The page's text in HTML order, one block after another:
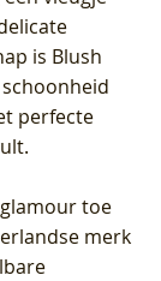
is Blush
perfecte
toe
merk